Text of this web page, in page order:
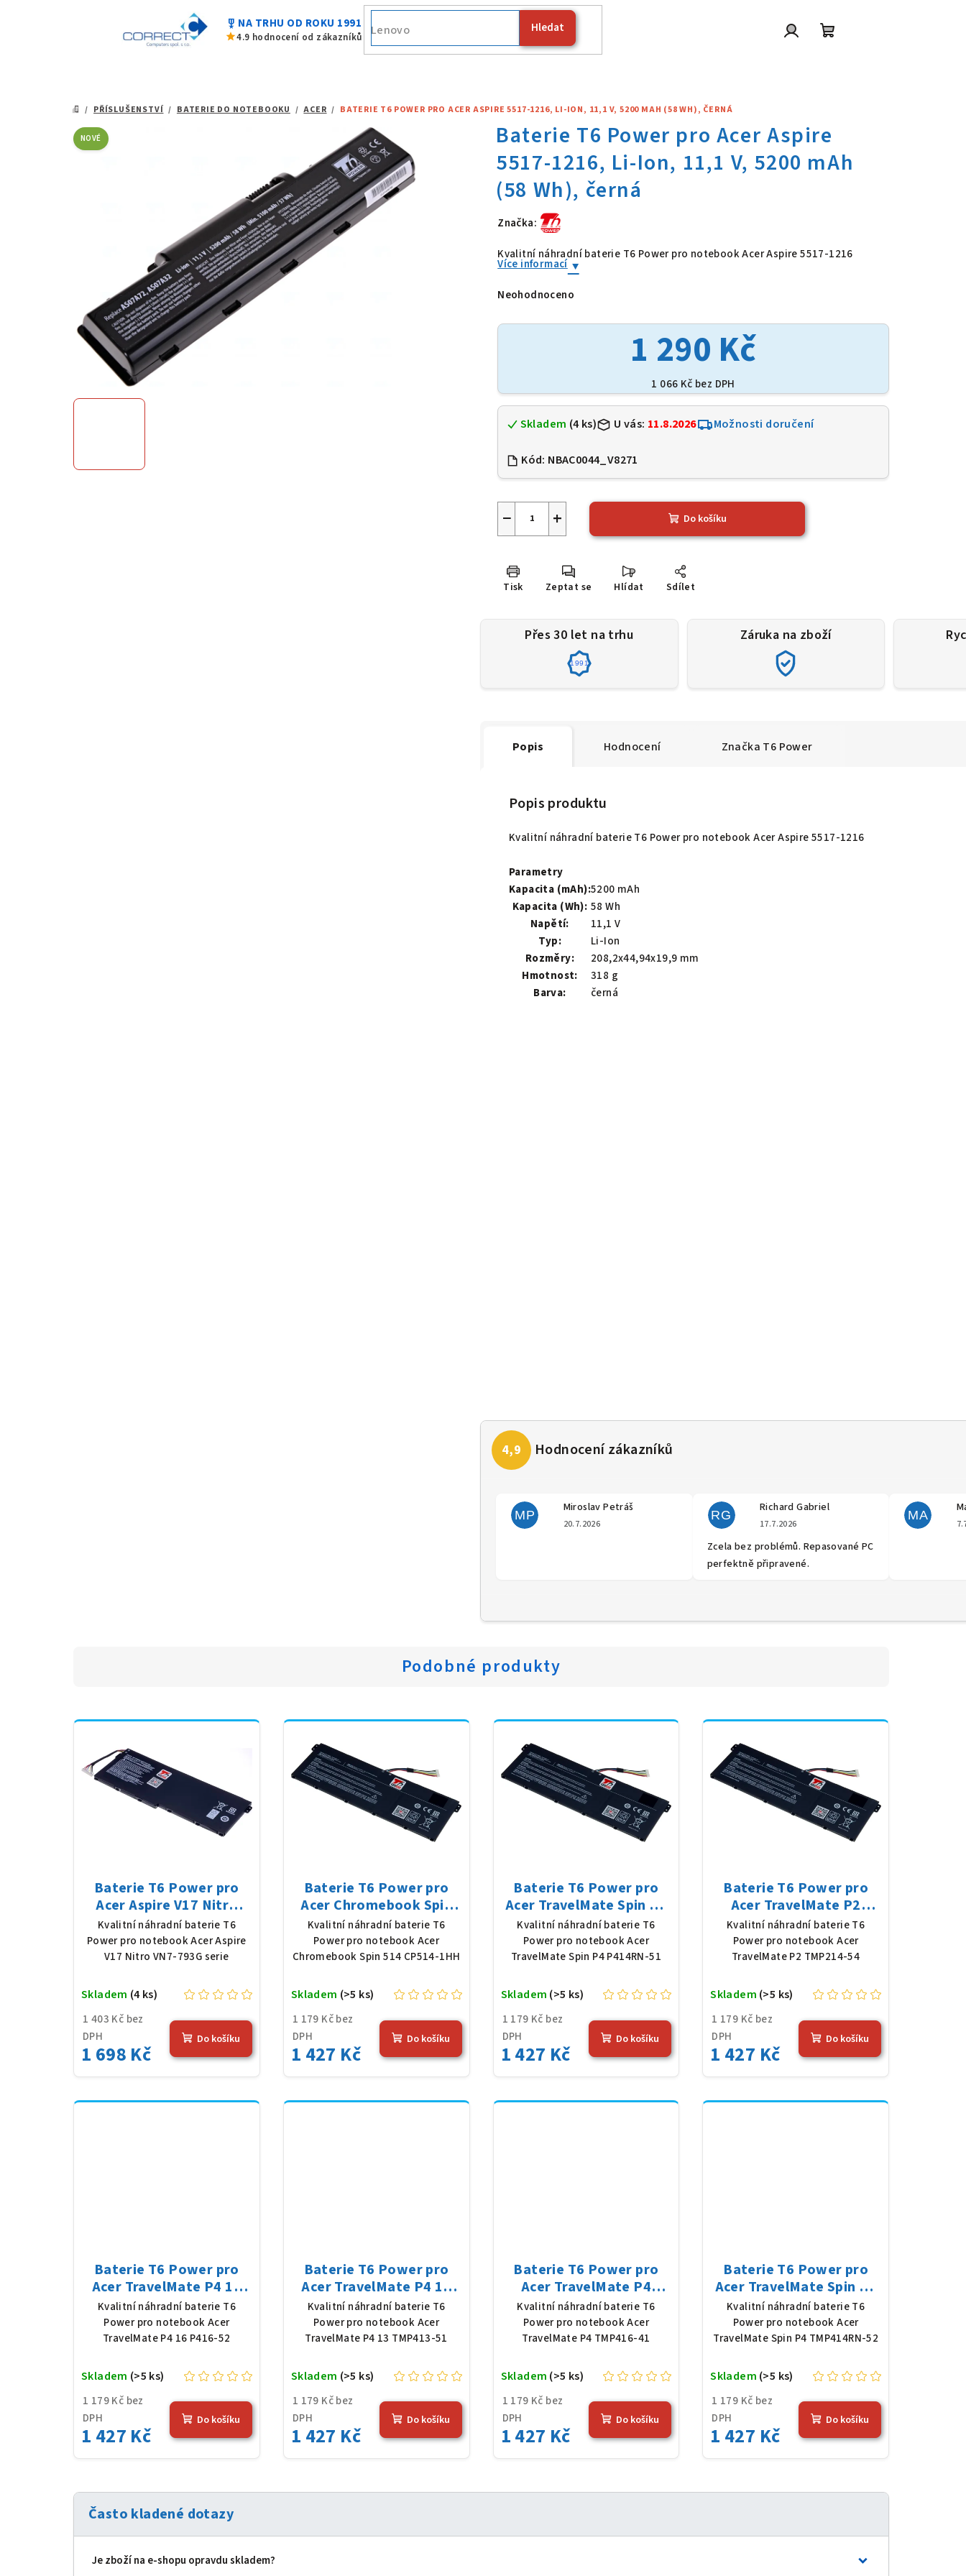
military_tech NA TRHU OD ROKU 1991
star4.9 hodnocení od zákazníků
Hledat
Fujits
DOMŮ
/ PŘÍSLUŠENSTVÍ / BATERIE DO NOTEBOOKU / ACER / BATERIE T6 POWER PRO ACER ASPIRE 5517-1216, LI-ION, 11,1 V, 5200 MAH (58 WH), ČERNÁ
Značka:
Baterie T6 Power pro Acer Aspire 5517-
Kvalitní náhradní baterie T6 Power pro notebook Acer Aspire 5517-1216
Více informací
Průměrné
produktu
je
Neohodnoceno
1 290 Kč
1 066 Kč bez DPH
Skladem (4 ks) U vás: 11.8.2026 Možnosti doručení
Kód: NBAC0044_V8271
+
− Do košíku
Tisk Zeptat se Hlídat Sdílet
NOVÉ
Přes 30 let na trhu
1991
Záruka na zboží
Popis Hodnocení Značka T6 Power
Popis produktu
Kvalitní náhradní baterie T6 Power pro notebook Acer Aspire 5517-1216
Parametry
Kapacita (mAh):5200 mAh
Kapacita (Wh): 58 Wh
Napětí:
11,1 V
Typ:
Li-Ion
Rozměry:
208,2x44,94x19,9 mm
Hmotnost:
318 g
Barva:
černá
MP
Miroslav Petráš
Hodnocení obchodu je 5 z 5 hvězdiček.
20.7.2026
RG
Richard Gabriel
Hodnocení obchodu je 5 z 5
17.7.2026
Zcela bez problémů. Repasované PC
perfektně připravené.
MA
Podobné produkty
Baterie T6 Power pro
Acer Aspire V17 Nitro
VN7-793G serie, Li-Poly,
15,2 V, 4605 mAh (69 Wh),
černá
Kvalitní náhradní baterie T6
Power pro notebook Acer Aspire
V17 Nitro VN7-793G serie
1 403 Kč bez
DPH
1 698 Kč
Skladem (4 ks)
Do košíku
Baterie T6 Power pro
Acer Chromebook Spin
514 CP514-1HH, Li-Poly,
11,61 V, 4683 mAh (54,36
Wh), černá
Kvalitní náhradní baterie T6
Power pro notebook Acer
Chromebook Spin 514 CP514-1HH
1 179 Kč bez
DPH
1 427 Kč
Skladem (>5 ks)
Do košíku
Baterie T6 Power pro
Acer TravelMate Spin P4
P414RN-51, Li-Poly,
11,61 V, 4683 mAh (54,36
Wh), černá
Kvalitní náhradní baterie T6
Power pro notebook Acer
TravelMate Spin P4 P414RN-51
1 179 Kč bez
DPH
1 427 Kč
Skladem (>5 ks)
Do košíku
Baterie T6 Power pro
Acer TravelMate P2
TMP214-54, Li-Poly,
11,61 V, 4683 mAh (54,36
Wh), černá
Kvalitní náhradní baterie T6
Power pro notebook Acer
TravelMate P2 TMP214-54
1 179 Kč bez
DPH
1 427 Kč
Skladem (>5 ks)
Do košíku
Baterie T6 Power pro
Acer TravelMate P4 16
P416-52, Li-Poly, 11,61 V,
4683 mAh (54,36 Wh),
černá
Kvalitní náhradní baterie T6
Power pro notebook Acer
TravelMate P4 16 P416-52
1 179 Kč bez
DPH
1 427 Kč
Skladem (>5 ks)
Do košíku
Baterie T6 Power pro
Acer TravelMate P4 13
TMP413-51, Li-Poly,
11,61 V, 4683 mAh (54,36
Wh), černá
Kvalitní náhradní baterie T6
Power pro notebook Acer
TravelMate P4 13 TMP413-51
1 179 Kč bez
DPH
1 427 Kč
Skladem (>5 ks)
Do košíku
Baterie T6 Power pro
Acer TravelMate P4
TMP416-41, Li-Poly,
11,61 V, 4683 mAh (54,36
Wh), černá
Kvalitní náhradní baterie T6
Power pro notebook Acer
TravelMate P4 TMP416-41
1 179 Kč bez
DPH
1 427 Kč
Skladem (>5 ks)
Do košíku
Baterie T6 Power pro
Acer TravelMate Spin P4
TMP414RN-52, Li-Poly,
11,61 V, 4683 mAh (54,36
Wh), černá
Kvalitní náhradní baterie T6
Power pro notebook Acer
TravelMate Spin P4 TMP414RN-52
1 179 Kč bez
DPH
1 427 Kč
Skladem (>5 ks)
Do košíku
Často kladené dotazy
Je zboží na e‑shopu opravdu skladem?
hvězdiček.